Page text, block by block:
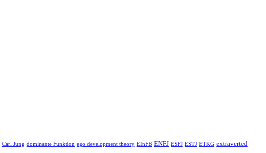
Carl Jung dominante Funktion ego development theory EInFB ENFJ ESFJ ESTJ ETKG extraverted